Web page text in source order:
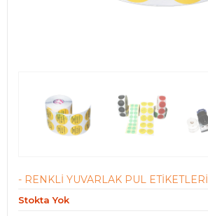
- RENKLİ YUVARLAK PUL ETİKETLERİ
Stokta Yok